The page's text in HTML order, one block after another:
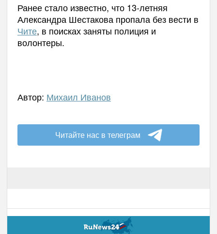
Ранее стало известно, что 13-летняя
Александра Шестакова пропала без вести в
Чите, в поисках заняты полиция и
волонтеры.
Автор: Михаил Иванов
Читайте нас в телеграм